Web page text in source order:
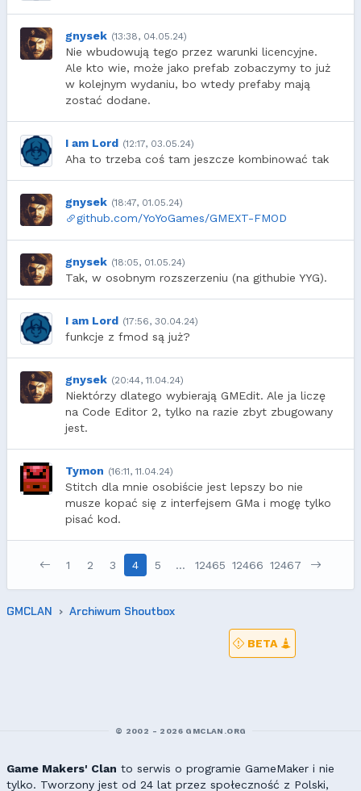
gnysek (13:38, 04.05.24)
Nie wbudowują tego przez warunki licencyjne.
Ale kto wie, może jako prefab zobaczymy to już
w kolejnym wydaniu, bo wtedy prefaby mają
zostać dodane.
I am Lord (12:17, 03.05.24)
Aha to trzeba coś tam jeszcze kombinować tak
gnysek (18:47, 01.05.24)
github.com/YoYoGames/GMEXT-FMOD
gnysek (18:05, 01.05.24)
Tak, w osobnym rozszerzeniu (na githubie YYG).
I am Lord (17:56, 30.04.24)
funkcje z fmod są już?
gnysek (20:44, 11.04.24)
Niektórzy dlatego wybierają GMEdit. Ale ja liczę
na Code Editor 2, tylko na razie zbyt zbugowany
jest.
Tymon (16:11, 11.04.24)
Stitch dla mnie osobiście jest lepszy bo nie
musze kopać się z interfejsem GMa i mogę tylko
pisać kod.
1 2 3 4 5 … 12465 12466 12467
GMCLAN Archiwum Shoutbox
BETA
© 2002 - 2026 GMCLAN.ORG
Game Makers' Clan to serwis o programie GameMaker i nie
tylko. Tworzony jest od 24 lat przez społeczność z Polski,